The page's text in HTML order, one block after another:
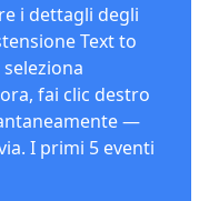
i dettagli degli
Text to
fai clic destro
—
I primi 5 eventi